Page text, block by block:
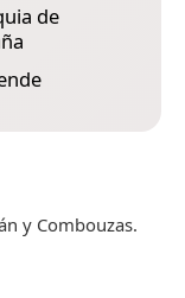
de
y Combouzas.